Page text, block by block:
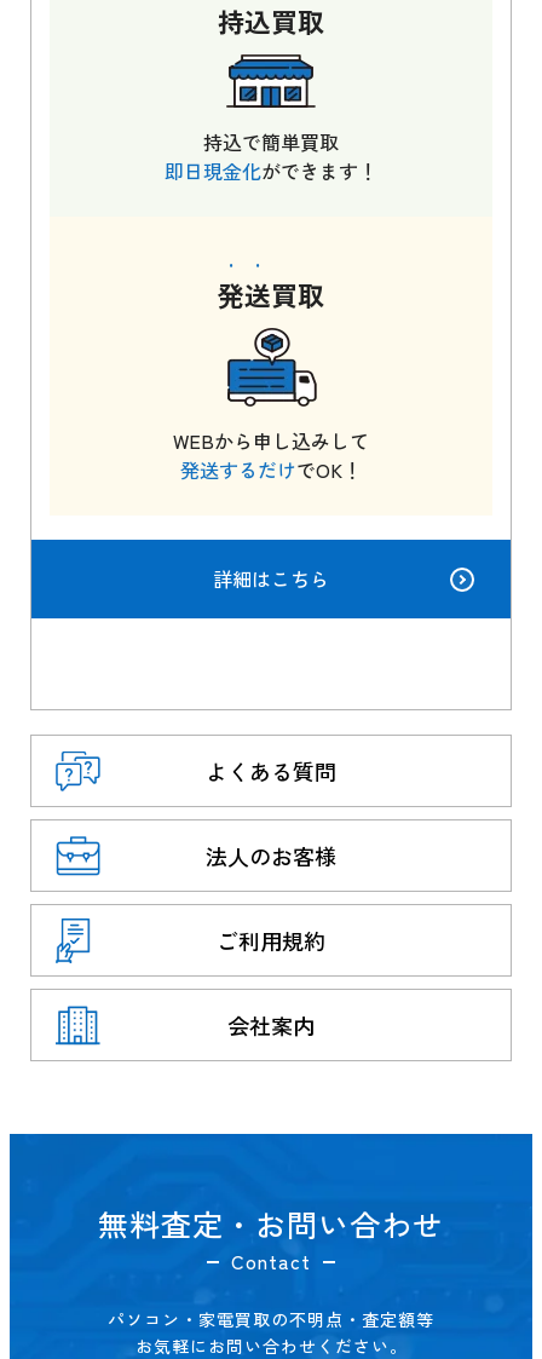
持込買取
持込で簡単買取
即日現金化ができます！
発送買取
WEBから申し込みして
発送するだけでOK！
詳細はこちら
よくある質問
法人のお客様
ご利用規約
会社案内
無料査定・お問い合わせ
Contact
パソコン・家電買取の不明点・査定額等
お気軽にお問い合わせください。